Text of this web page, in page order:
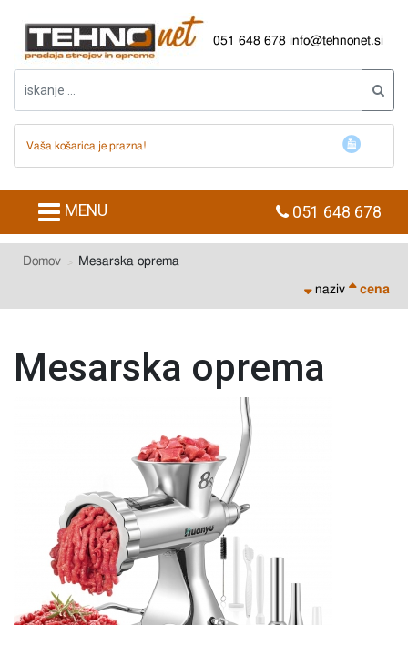
051 648 678 info@tehnonet.si
Vaša košarica je prazna!
MENU 051 648 678
Domov Mesarska oprema
naziv cena
Mesarska oprema